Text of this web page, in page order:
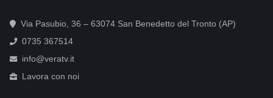
Via Pasubio, 36 – 63074 San Benedetto del Tronto (AP)
0735 367514
info@veratv.it
Lavora con noi